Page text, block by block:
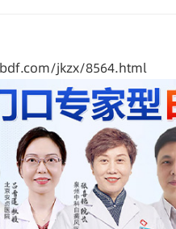
jkzx/8564.html